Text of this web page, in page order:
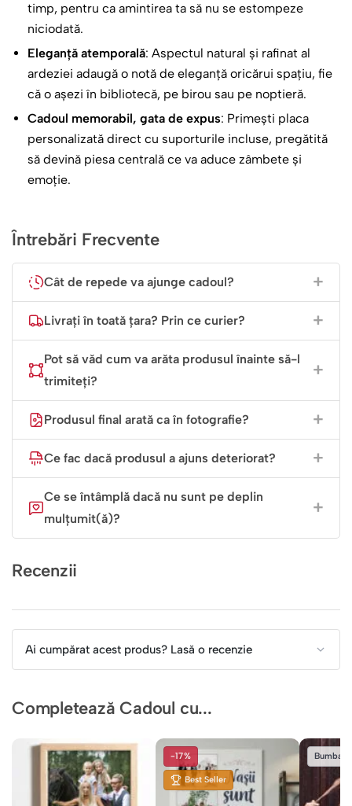
surprinde perfect esența acestei legături – o prietenie
atât de valoroasă încât merită celebrată și ridicată la rang
de rudenie spirituală.
Dar frumusețea acestui dar stă în atingerea voastră
personală. Puteți personaliza piatra cu orice mesaj doriți,
puteți adăuga numele lor dragi și numele voastre,
transformând-o într-un obiect absolut unic, un simbol
palpabil al conexiunii voastre profunde. Fiecare detaliu va
vorbi despre grija și iubirea cu care i-ați ales.
promisiune, o invitație într-o călătorie minunată și o
dovadă de necontestat că ei sunt, într-adevăr, cei mai
buni prieteni pe care i-ați putea avea alături ca piloni de
sprijin și iubire.
Alegeți Piatra Personalizată pentru Cererea Nașilor și
lăsați acest gest plin de căldură să deschidă cel mai
frumos capitol al poveștii voastre împreună.
timp, pentru ca amintirea ta să nu se estompeze
niciodată.
Eleganță atemporală: Aspectul natural și rafinat al
ardeziei adaugă o notă de eleganță oricărui spațiu, fie
că o așezi în bibliotecă, pe birou sau pe noptieră.
Cadoul memorabil, gata de expus: Primești placa
personalizată direct cu suporturile incluse, pregătită
să devină piesa centrală ce va aduce zâmbete și
emoție.
Întrebări Frecvente
Cât de repede va ajunge cadoul?
Livrați în toată țara? Prin ce curier?
Pot să văd cum va arăta produsul înainte să-l
trimiteți?
Produsul final arată ca în fotografie?
Ce fac dacă produsul a ajuns deteriorat?
Ce se întâmplă dacă nu sunt pe deplin
mulțumit(ă)?
Recenzii
Ai cumpărat acest produs? Lasă o recenzie
Completează Cadoul cu...
-17%
Best Seller
Bumbac